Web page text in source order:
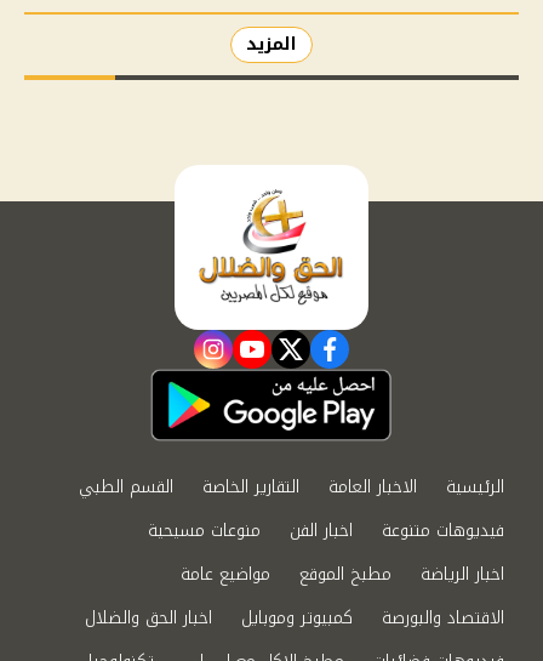
المزيد
facebook
twitter
youtube
instagram
الرئيسية الاخبار العامة التقارير الخاصة
القسم الطبي
فيديوهات متنوعة
اخبار الفن
منوعات مسيحية
اخبار الرياضة
مطبخ الموقع
مواضيع عامة
الاقتصاد والبورصة
كمبيوتر وموبايل
اخبار الحق والضلال